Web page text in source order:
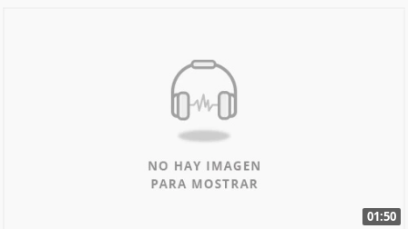
01:50